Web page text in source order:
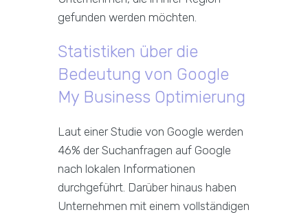
gefunden werden möchten.
Statistiken über die
Bedeutung von Google
My Business Optimierung
Laut einer Studie von Google werden
46% der Suchanfragen auf Google
nach lokalen Informationen
durchgeführt. Darüber hinaus haben
Unternehmen mit einem vollständigen